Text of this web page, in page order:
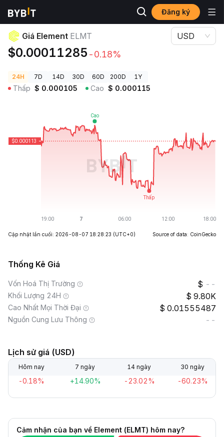
Đăng ký
Giá Tiền Điện Tử
Giá Element ELMT
$0.00011285 -0.18%
USD
24H 7D 14D 30D 60D 200D 1Y
Thấp $ 0.000105 Cao $ 0.000115
Cập nhật lần cuối: 2026-08-07 18:28:23 (UTC+0) Source of data: CoinGecko
Thống Kê Giá
Vốn Hoá Thị Trường --
Khối Lượng 24H 9.80K
Cao Nhất Mọi Thời Đại 0.01555487
Nguồn Cung Lưu Thông --
Lịch sử giá (USD)
Hôm nay 7 ngày 14 ngày 30 ngày
-0.18% +14.90% -23.02% -60.23%
Cảm nhận của bạn về Element (ELMT) hôm nay?